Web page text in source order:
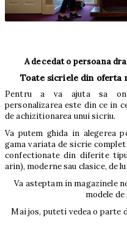
A decedat o persoana
Toate sicriele din oferta
Pentru a va ajuta sa
personalizarea este din ce in
de achizitionarea unui sicriu.
Va putem ghida in alegerea
gama variata de sicrie
confectionate din diferite
arin), moderne sau clasice, de
Va asteptam in magazinele
modele
Mai jos, puteti vedea o parte